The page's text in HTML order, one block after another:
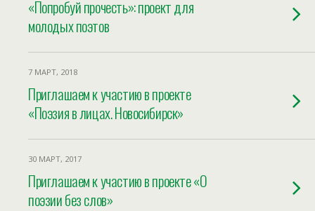
«Попробуй прочесть»: проект для
молодых поэтов
7 МАРТ, 2018
Приглашаем к участию в проекте
«Поэзия в лицах. Новосибирск»
30 МАРТ, 2017
Приглашаем к участию в проекте «О
поэзии без слов»